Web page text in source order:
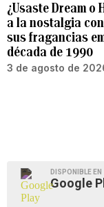
¿Usaste Dream o
a la nostalgia
sus fragancias
década de 1990
3 de agosto de
DISPONIBLE EN
Google